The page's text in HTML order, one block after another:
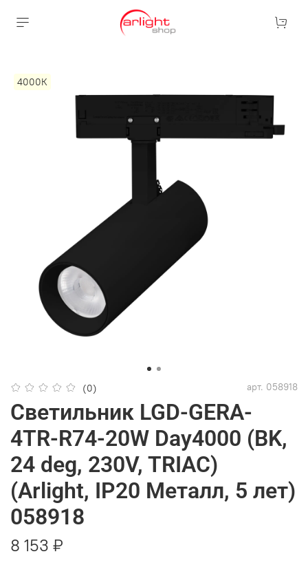
4000К
(0) арт. 058918
Светильник LGD-GERA-
4TR-R74-20W Day4000 (BK,
24 deg, 230V, TRIAC)
(Arlight, IP20 Металл, 5 лет)
058918
8 153 ₽